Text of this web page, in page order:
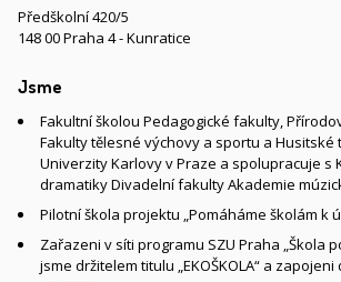
Předškolní 420/5
148 00 Praha 4 - Kunratice
Jsme
Fakultní školou Pedagogické fakulty,
Fakulty tělesné výchovy a sportu a
Univerzity Karlovy v Praze a spolupracuje s
dramatiky Divadelní fakulty Akademie
Pilotní škola projektu „Pomáháme školám k
Zařazeni v síti programu SZU Praha „Škola
jsme držitelem titulu „EKOŠKOLA“ a